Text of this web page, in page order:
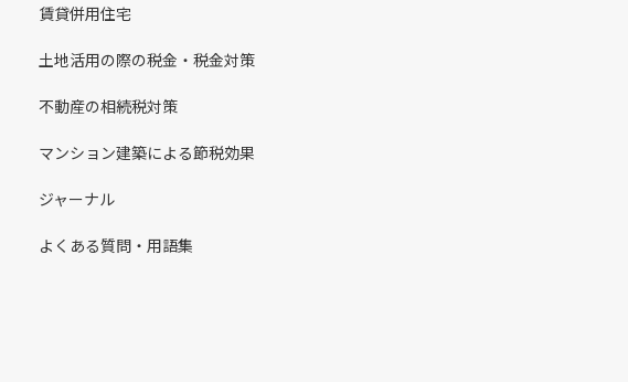
賃貸併用住宅
土地活用の際の税金・税金対策
不動産の相続税対策
マンション建築による節税効果
ジャーナル
よくある質問・用語集